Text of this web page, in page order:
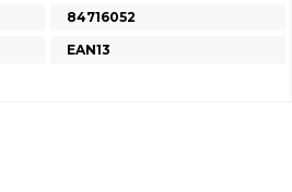
84716052
EAN13